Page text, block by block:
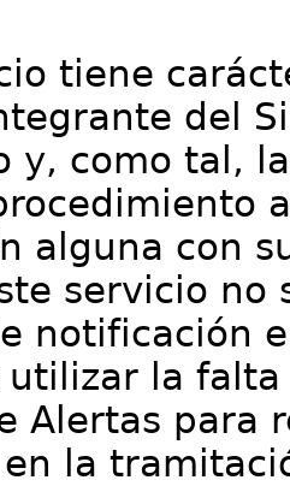
tiene
del
y, como tal,
alguna con
servicio no
notificación
utilizar la
Alertas para
la